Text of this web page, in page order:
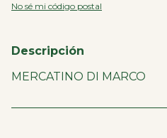
No sé mi código postal
Descripción
MERCATINO DI MARCO